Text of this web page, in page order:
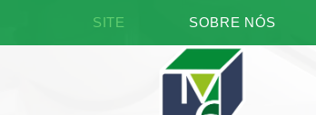
SITE SOBRE NÓS